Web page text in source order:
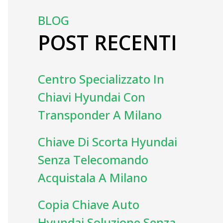
BLOG
POST RECENTI
Centro Specializzato In
Chiavi Hyundai Con
Transponder A Milano
Chiave Di Scorta Hyundai
Senza Telecomando
Acquistala A Milano
Copia Chiave Auto